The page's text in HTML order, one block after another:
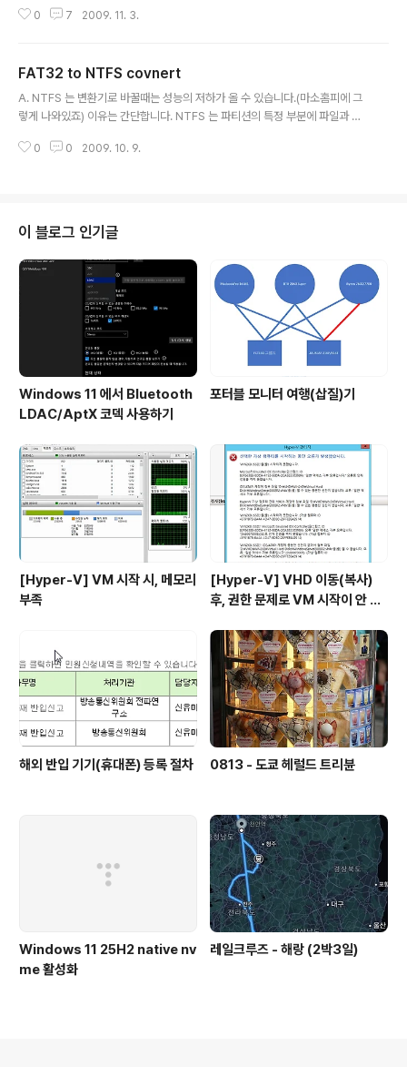
있더라. 이러면 KN 을 설치하는 의미가 없어지잖아 -_-;
둠 onair solution, ONAIR HDTV-GT 온에어솔루션에
서도 비스타 이후의 드라이버 지원이 끊겼다. windows v
ista 드라이버로 지원이 설치가 된다고 들었는데, Autumn
dows Media Center 에서도 TV수신이 가능해졌다. 우
0 7 2009. 11. 3.
FAT32 to NTFS covnert
A. NTFS 는 변환기로 바꿀때는 성능의 저하가 올 수 있습니다.(마소홈피에 그
렇게 나와있죠) 이유는 간단합니다. NTFS 는 파티션의 특정 부분에 파일과 폴
on) 이게 변환기로 변환을 하면 한 부분에 뭉치지 않고, 여기저기 생기게 됩니
션을 지우고 다시 NTFS 잡는것을 추천합니다 convert하면 성능 저하가 생깁
니다. 단순히 속도만 놓고 봤을때는 FAT32가 더 빠릅니다. ar..
0 0 2009. 10. 9.
이 블로그 인기글
Windows 11 에서 Bluetooth
LDAC/AptX 코덱 사용하기
포터블 모니터 여행(삽질)기
[Hyper-V] VM 시작 시, 메모리
부족
[Hyper-V] VHD 이동(복사)
후, 권한 문제로 VM 시작이 안 될
해외 반입 기기(휴대폰) 등록 절차 0813 - 도쿄 헤럴드 트리뷴
Windows 11 25H2 native nv
me 활성화
레일크루즈 - 해랑 (2박3일)